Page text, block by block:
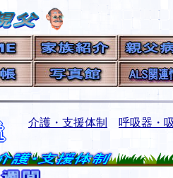
介護・支援体制 呼吸器・